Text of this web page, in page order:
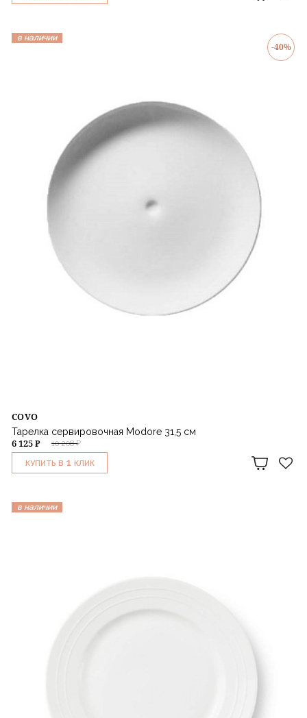
в наличии
-40%
COVO
Тарелка сервировочная Modore 31,5 см
10 208 ₽
6 125 ₽
КУПИТЬ В 1 КЛИК
в наличии